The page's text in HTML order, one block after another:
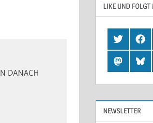
DANACH
LIKE UND FOLGT
Twitter
Mastodon
NEWSLETTER